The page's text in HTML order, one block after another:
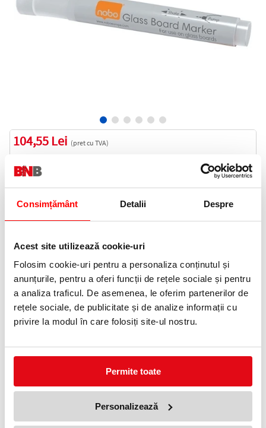
Consimțământ Detalii Despre
Acest site utilizează cookie-uri
Folosim cookie-uri pentru a personaliza conținutul și
anunțurile, pentru a oferi funcții de rețele sociale și pentru
a analiza traficul. De asemenea, le oferim partenerilor de
rețele sociale, de publicitate și de analize informații cu
privire la modul în care folosiți site-ul nostru.
Permite toate
Personalizează
104,55 Lei (pret cu TVA)
105 puncte de fidelitate
Cod produs:
0372 552 601
Adauga in wishlist
ștergere uscată.
Marker cu miros subtil, potrivite pentru orice mediu.
Vârful tip glonț creează grosime și linii ample pentru mesaje clare
și ușor de citit.
Indicator pentru cerneală rămasă
Culoare: alb